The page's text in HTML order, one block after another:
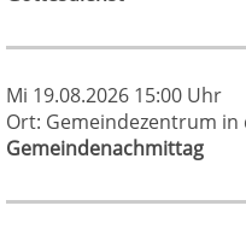
Mi 19.08.2026 15:00 Uhr
Ort: Gemeindezentrum in
Gemeindenachmittag